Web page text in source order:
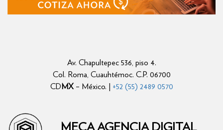
Av. Chapultepec 536, piso 4.
Col. Roma, Cuauhtémoc. C.P. 06700
CDMX– México. | +52 (55) 2489 0570
MECA AGENCIA DIGITAL